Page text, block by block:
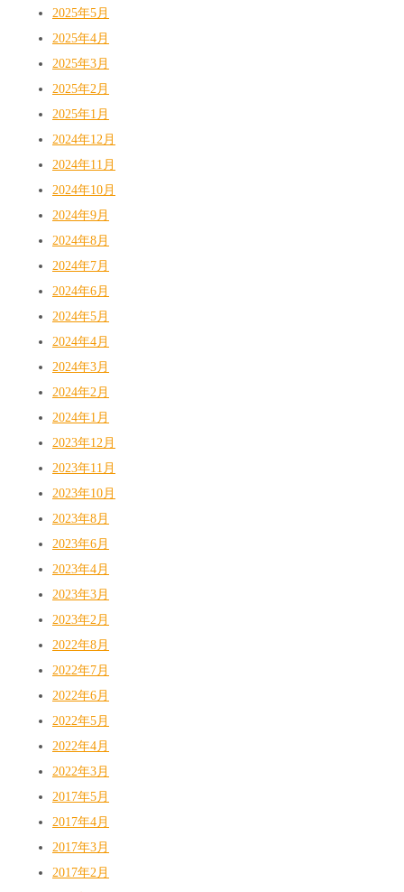
2025年5月
2025年4月
2025年3月
2025年2月
2025年1月
2024年12月
2024年11月
2024年10月
2024年9月
2024年8月
2024年7月
2024年6月
2024年5月
2024年4月
2024年3月
2024年2月
2024年1月
2023年12月
2023年11月
2023年10月
2023年8月
2023年6月
2023年4月
2023年3月
2023年2月
2022年8月
2022年7月
2022年6月
2022年5月
2022年4月
2022年3月
2017年5月
2017年4月
2017年3月
2017年2月